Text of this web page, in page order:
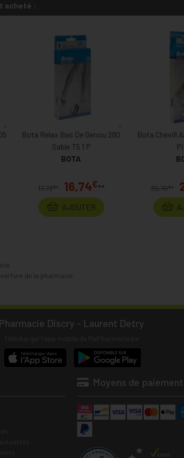
acheté :
Bota Relax Bas De Genou 280
Sable T5 1 P
BOTA
17,73€ * 16,74€**
AJOUTER
Bota Chevill
30,70€*
de la pharmacie.
Pharmacie Discry - Laurent Detry
Moyens de paiement